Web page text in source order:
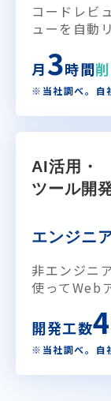
コードレビ
ューを自動
月3時間
※当社調べ。自
AI活用・
ツール開
エンジニ
非エンジニ
使ってWeb
開発工数
※当社調べ。自